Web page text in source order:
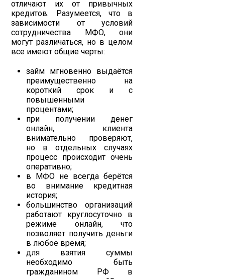
отличают их от привычных
кредитов. Разумеется, что в
зависимости от условий
сотрудничества МФО, они
могут различаться, но в целом
все имеют общие черты:
займ мгновенно выдаётся
преимущественно на
короткий срок и с
повышенными
процентами;
при получении денег
онлайн, клиента
внимательно проверяют,
но в отдельных случаях
процесс происходит очень
оперативно;
в МФО не всегда берётся
во внимание кредитная
история;
большинство организаций
работают круглосуточно в
режиме онлайн, что
позволяет получить деньги
в любое время;
для взятия суммы
необходимо быть
гражданином РФ в